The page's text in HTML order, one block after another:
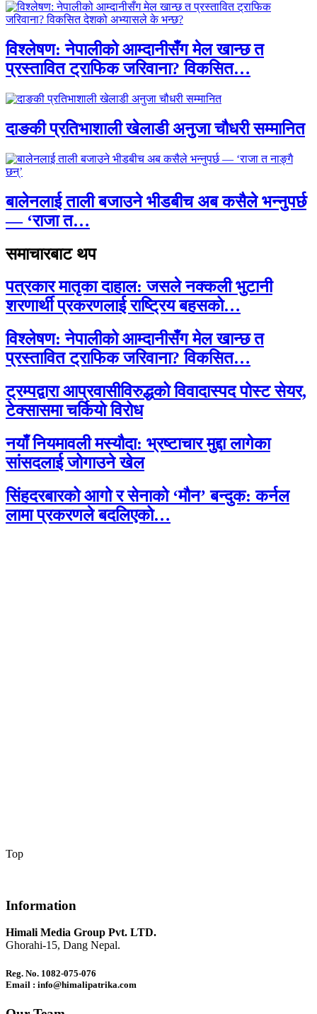
विश्लेषण: नेपालीको आम्दानीसँग मेल खान्छ त
प्रस्तावित ट्राफिक जरिवाना? विकसित…
दाङकी प्रतिभाशाली खेलाडी अनुजा चौधरी सम्मानित
बालेनलाई ताली बजाउने भीडबीच अब कसैले भन्नुपर्छ
— ‘राजा त…
समाचारबाट थप
पत्रकार मातृका दाहाल: जसले नक्कली भुटानी
शरणार्थी प्रकरणलाई राष्ट्रिय बहसको…
विश्लेषण: नेपालीको आम्दानीसँग मेल खान्छ त
प्रस्तावित ट्राफिक जरिवाना? विकसित…
ट्रम्पद्वारा आप्रवासीविरुद्धको विवादास्पद पोस्ट सेयर,
टेक्सासमा चर्कियो विरोध
नयाँ नियमावली मस्यौदा: भ्रष्टाचार मुद्दा लागेका
सांसदलाई जोगाउने खेल
सिंहदरबारको आगो र सेनाको ‘मौन’ बन्दुक: कर्नल
लामा प्रकरणले बदलिएको…
Top
Information
Himali Media Group Pvt. LTD.
Ghorahi-15, Dang Nepal.
Reg. No. 1082-075-076
Email : info@himalipatrika.com